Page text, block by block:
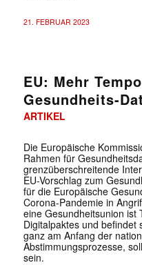
21. FEBRUAR 2023
EU: Mehr
Gesundheits-
ARTIKEL
Die Europäische
Rahmen für
grenzüberschreitende
EU-Vorschlag zum
für die Europäische
Corona-Pandemie in
eine Gesundheitsunion ist
Digitalpaktes und befindet
ganz am Anfang der
Abstimmungsprozesse,
sein.